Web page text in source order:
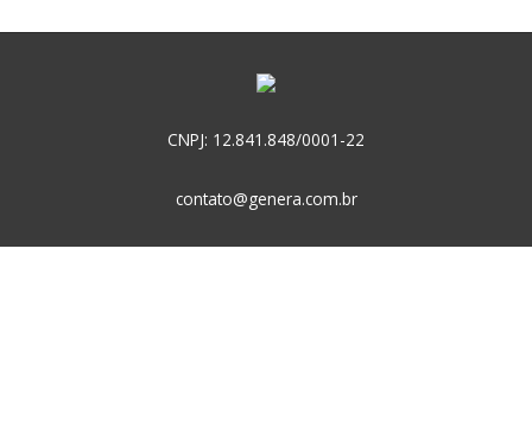
posts
CNPJ: 12.841.848/0001-22
contato@genera.com.br